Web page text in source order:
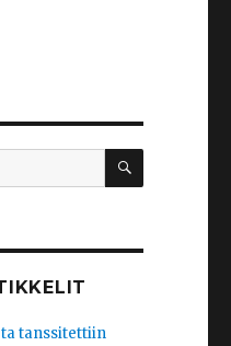
HAKU
tanssitettiin